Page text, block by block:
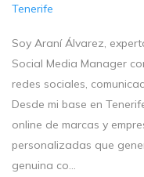
Tenerife
Soy Araní Álvarez,
Social Media Manager
redes sociales,
Desde mi base en
online de marcas y
personalizadas que
genuina co...